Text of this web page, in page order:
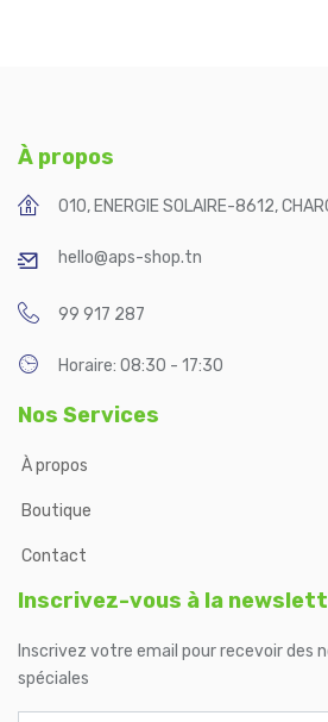
À propos
010, ENERGIE SOLAIRE-8612,
hello@aps-shop.tn
99 917 287
Horaire: 08:30 - 17:30
Nos Services
À propos
Boutique
Contact
Inscrivez-vous à la
Inscrivez votre email pour recevoir des
spéciales